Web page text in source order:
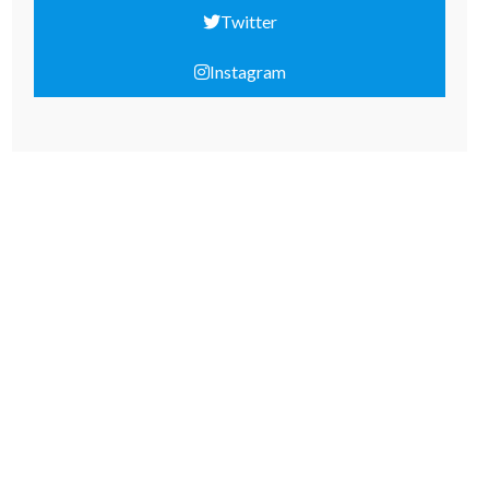
Twitter
Instagram